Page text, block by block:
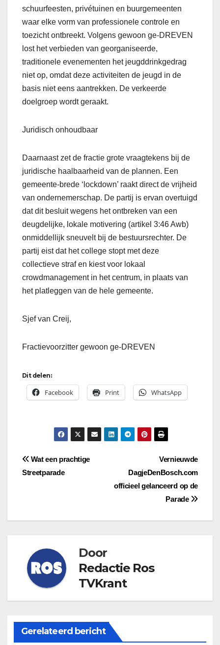
schuurfeesten, privétuinen en buurgemeenten
waar elke vorm van professionele controle en
toezicht ontbreekt. Volgens gewoon ge-DREVEN
lost het verbieden van georganiseerde,
traditionele evenementen het jeugddrinkgedrag
niet op, omdat deze activiteiten de jeugd in de
basis niet eens aantrekken. De verkeerde
doelgroep wordt geraakt.
Juridisch onhoudbaar
Daarnaast zet de fractie grote vraagtekens bij de
juridische haalbaarheid van de plannen. Een
gemeente-brede ‘lockdown’ raakt direct de vrijheid
van ondernemerschap. De partij is ervan overtuigd
dat dit besluit wegens het ontbreken van een
deugdelijke, lokale motivering (artikel 3:46 Awb)
onmiddellijk sneuvelt bij de bestuursrechter. De
partij eist dat het college stopt met deze
collectieve straf en kiest voor lokaal
crowdmanagement in het centrum, in plaats van
het platleggen van de hele gemeente.
Sjef van Creij,
Fractievoorzitter gewoon ge-DREVEN
Dit delen:
Facebook Print WhatsApp
Bericht
navigatie
Vernieuwde
DagjeDenBosch.com
officieel gelanceerd op de
Parade
Wat een prachtige
Streetparade
Door
Redactie Ros
TVKrant
Gerelateerd bericht